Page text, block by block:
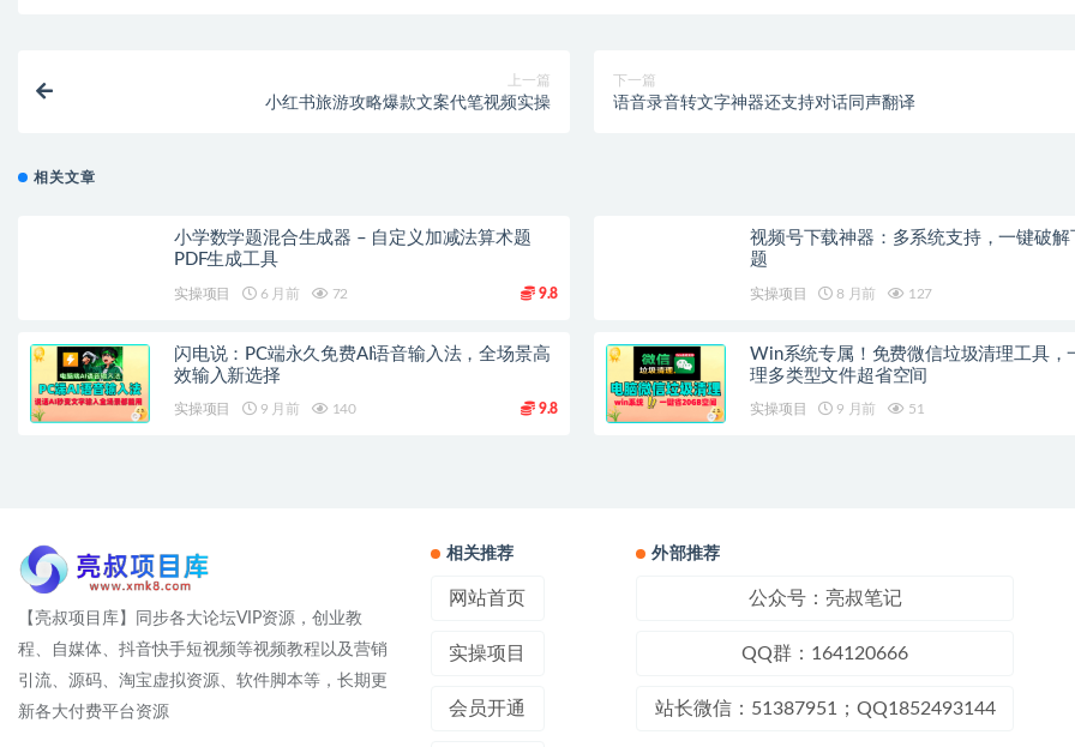
上一篇
小红书旅游攻略爆款文案代笔视频实操
下一篇
语音录音转文字神器还支持对话同声翻译
相关文章
小学数学题混合生成器 – 自定义加减法算术题
PDF生成工具
实操项目 6 月前 72 9.8
视频号下载神器：多系统支持，一键破解
题
实操项目 8 月前 127
闪电说：PC端永久免费AI语音输入法，全场景高
效输入新选择
实操项目 9 月前 140 9.8
Win系统专属！免费微信垃圾清理工具，
理多类型文件超省空间
实操项目 9 月前 51
【亮叔项目库】同步各大论坛VIP资源，创业教
程、自媒体、抖音快手短视频等视频教程以及营销
引流、源码、淘宝虚拟资源、软件脚本等，长期更
新各大付费平台资源
相关推荐
网站首页
实操项目
会员开通
外部推荐
公众号：亮叔笔记
QQ群：164120666
站长微信：51387951；QQ1852493144